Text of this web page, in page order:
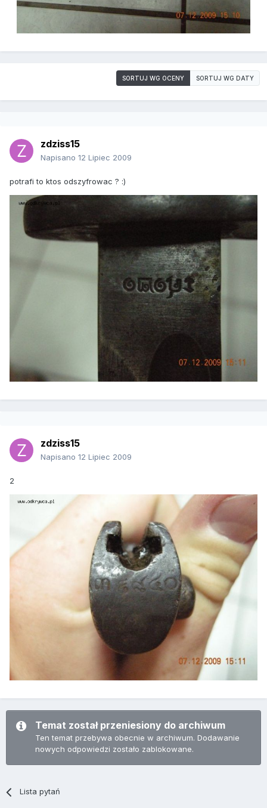
SORTUJ WG OCENY SORTUJ WG DATY
zdziss15
Napisano 12 Lipiec 2009
potrafi to ktos odszyfrowac ? :)
zdziss15
Napisano 12 Lipiec 2009
2
Temat został przeniesiony do archiwum
Ten temat przebywa obecnie w archiwum. Dodawanie
nowych odpowiedzi zostało zablokowane.
Lista pytań